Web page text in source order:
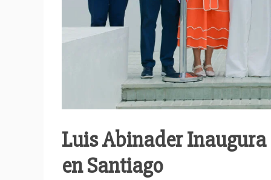
Luis Abinader Inaugura
en Santiago